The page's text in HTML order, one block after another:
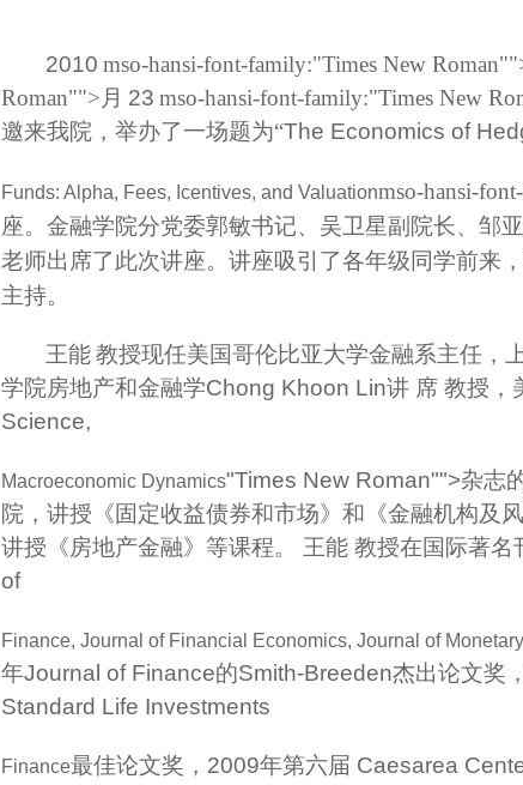
2010 mso-hansi-font-family:"Times New
Roman"">月 23 mso-hansi-font-family:"Times New
邀来我院，举办了一场题为“The Economics of
Funds: Alpha, Fees, Icentives, and Valuationmso-hansi-
座。金融学院分党委郭敏书记、吴卫星副院长、邹
老师出席了此次讲座。讲座吸引了各年级同学前来
主持。
王能教授现任美国哥伦比亚大学金融系主任，
学院房地产和金融学Chong Khoon Lin讲 席 教授，
Science,
Macroeconomic Dynamics"Times New Roman"">杂志
院，讲授《固定收益债券和市场》和《金融机构及
讲授《房地产金融》等课程。 王能 教授在国际著名
of
Finance, Journal of Financial Economics, Journal of
年Journal of Finance的Smith-Breeden杰出论文奖，
Standard Life Investments
Finance最佳论文奖， 2009年第六届 Caesarea